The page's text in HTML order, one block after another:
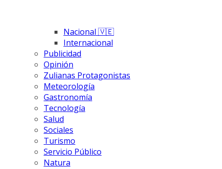
Nacional 🇻🇪
Internacional
Publicidad
Opinión
Zulianas Protagonistas
Meteorología
Gastronomía
Tecnología
Salud
Sociales
Turismo
Servicio Público
Natura